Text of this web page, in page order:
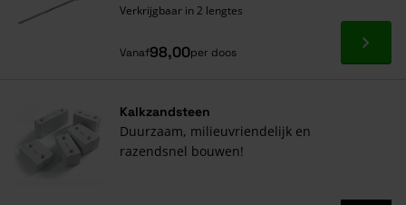
Verkrijgbaar in 2 lengtes
Vanaf98,00per doos Ga
Kalkzandsteen
Duurzaam, milieuvriendelijk en
razendsnel bouwen!